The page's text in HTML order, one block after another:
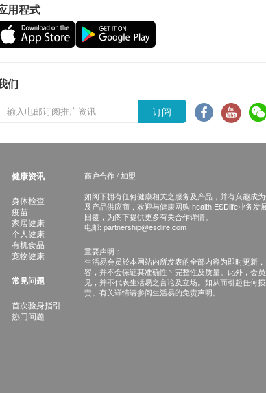
用程式
们
订阅
健康资讯
身体检查
疫苗
家居健康
个人健康
有机食品
宠物健康
常见问题
首次验身指引
热门问题
商户合作 / 加盟
如阁下拥有任何健康相关之服务及产品，并有兴趣成
及产品供应商，欢迎与健康网购 health.ESDlife业务发
回覆，为阁下提供更多有关合作详情。
电邮: partnership@esdlife.com
重要声明：
生活易会员於本网站内所发表的全部内容为即时更新
容，并不会保证其准确性丶完整性及质量。此外，会
见，并不代表生活易之言论及立场。如从而引起任何
责。有关详情请参阅生活易的免责声明。